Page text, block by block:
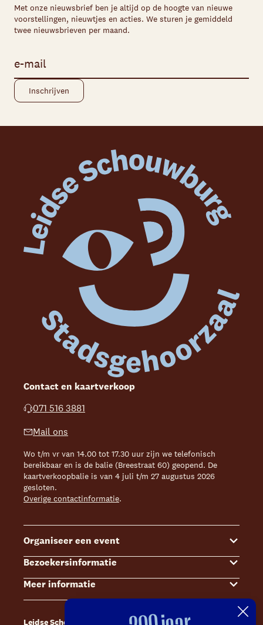
Met onze nieuwsbrief ben je altijd op de hoogte van nieuwe
voorstellingen, nieuwtjes en acties. We sturen je gemiddeld
twee nieuwsbrieven per maand.
Contact en kaartverkoop
071 516 3881
Mail ons
Wo t/m vr van 14.00 tot 17.30 uur zijn we telefonisch
bereikbaar en is de balie (Breestraat 60) geopend. De
kaartverkoopbalie is van 4 juli t/m 27 augustus 2026
gesloten.
Overige contactinformatie.
Organiseer een event
Events
Zalenoverzicht
Contact Sales & Events
Bezoekersinformatie
Kaartverkoop
Bereikbaarheid
Meer informatie
Leidse Schouwburg Café Caat